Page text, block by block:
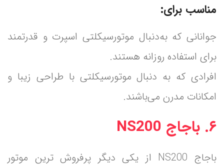
مناسب برای:
جوانانی که به‌دنبال موتورسیکلتی اسپرت و قدرتمند
برای استفاده روزانه هستند.
افرادی که به دنبال موتورسیکلتی با طراحی زیبا و
امکانات مدرن می‌باشند.
۶. باجاج NS200
باجاج NS200 از یکی دیگر پرفروش‌ ترین موتور